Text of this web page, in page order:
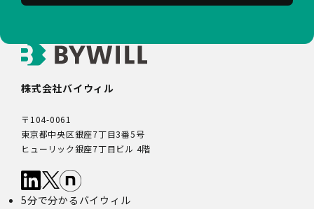
株式会社バイウィル
〒104-0061
東京都中央区銀座7丁目3番5号
ヒューリック銀座7丁目ビル 4階
5分で分かるバイウィル